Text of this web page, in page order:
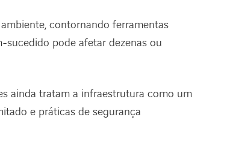
contornando ferramentas
pode afetar dezenas ou
ainda tratam a infraestrutura como um
e práticas de segurança